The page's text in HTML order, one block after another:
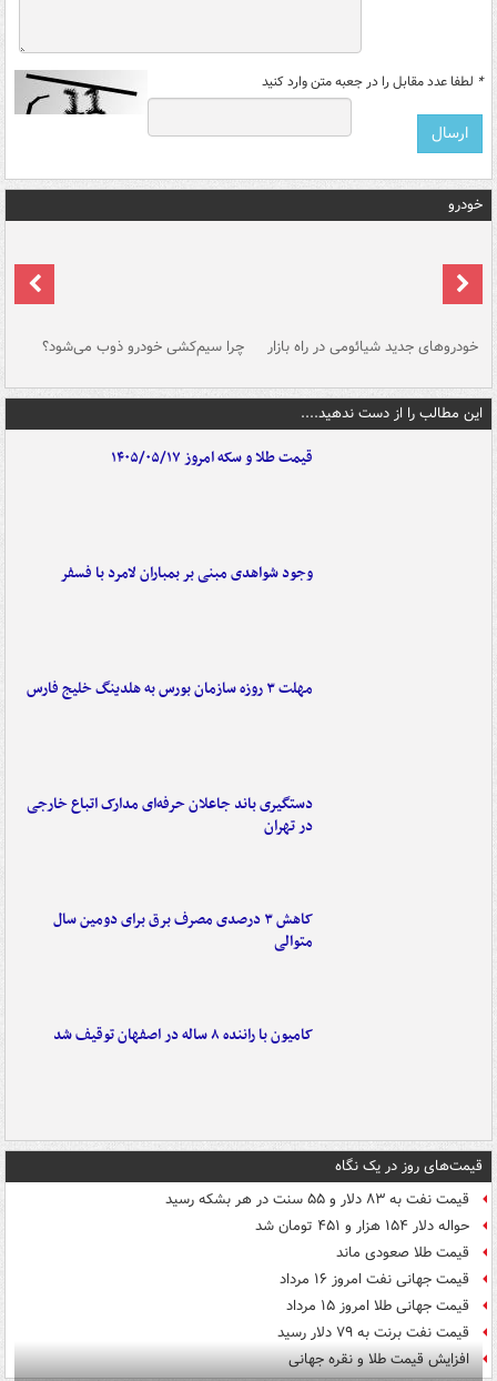
* لطفا عدد مقابل را در جعبه متن وارد کنید
خودرو
خودروهای جدید شیائومی در راه بازار چرا سیم‌کشی خودرو ذوب می‌شود؟
این مطالب را از دست ندهید....
قیمت طلا و سکه امروز ۱۴۰۵/۰۵/۱۷
وجود شواهدی مبنی بر بمباران لامرد با فسفر
مهلت ۳ روزه سازمان بورس به هلدینگ خلیج فارس
دستگیری باند جاعلان حرفه‌ای مدارک اتباع خارجی
در تهران
کاهش ۳ درصدی مصرف برق برای دومین سال
متوالی
کامیون با راننده ۸ ساله در اصفهان توقیف شد
قیمت‌های روز در یک نگاه
قیمت نفت به ۸۳ دلار و ۵۵ سنت در هر بشکه رسید
حواله دلار ۱۵۴ هزار و ۴۵۱ تومان شد
قیمت طلا صعودی ماند
قیمت جهانی نفت امروز ۱۶ مرداد
قیمت جهانی طلا امروز ۱۵ مرداد
قیمت نفت برنت به ۷۹ دلار رسید
افزایش قیمت طلا و نقره جهانی